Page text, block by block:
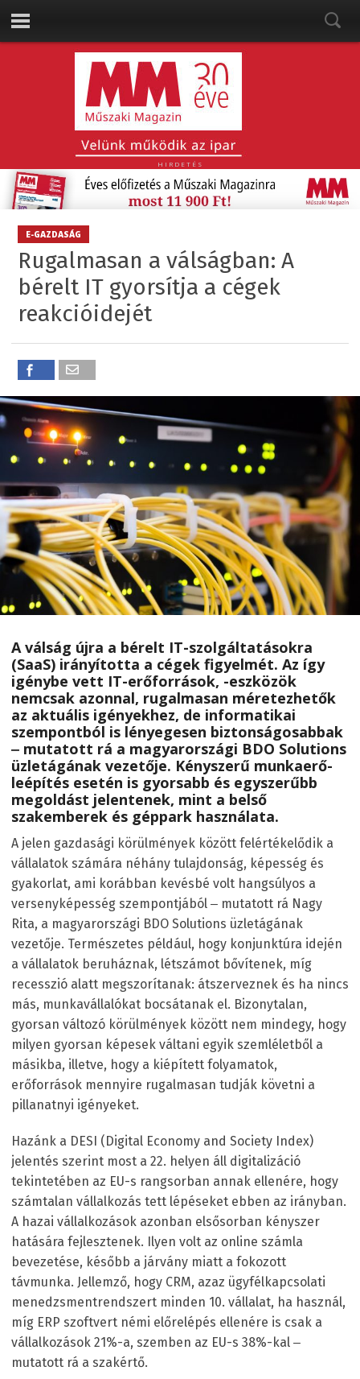
HIRDETÉS
E-GAZDASÁG
Rugalmasan a válságban: A
bérelt IT gyorsítja a cégek
reakcióidejét
A válság újra a bérelt IT-szolgáltatásokra
(SaaS) irányította a cégek figyelmét. Az így
igénybe vett IT-erőforrások, -eszközök
nemcsak azonnal, rugalmasan méretezhetők
az aktuális igényekhez, de informatikai
szempontból is lényegesen biztonságosabbak
‒ mutatott rá a magyarországi BDO Solutions
üzletágának vezetője. Kényszerű munkaerő-
leépítés esetén is gyorsabb és egyszerűbb
megoldást jelentenek, mint a belső
szakemberek és géppark használata.
A jelen gazdasági körülmények között felértékelődik a
vállalatok számára néhány tulajdonság, képesség és
gyakorlat, ami korábban kevésbé volt hangsúlyos a
versenyképesség szempontjából ‒ mutatott rá Nagy
Rita, a magyarországi BDO Solutions üzletágának
vezetője. Természetes például, hogy konjunktúra idején
a vállalatok beruháznak, létszámot bővítenek, míg
recesszió alatt megszorítanak: átszerveznek és ha nincs
más, munkavállalókat bocsátanak el. Bizonytalan,
gyorsan változó körülmények között nem mindegy, hogy
milyen gyorsan képesek váltani egyik szemléletből a
másikba, illetve, hogy a kiépített folyamatok,
erőforrások mennyire rugalmasan tudják követni a
pillanatnyi igényeket.
Hazánk a DESI (Digital Economy and Society Index)
jelentés szerint most a 22. helyen áll digitalizáció
tekintetében az EU-s rangsorban annak ellenére, hogy
számtalan vállalkozás tett lépéseket ebben az irányban.
A hazai vállalkozások azonban elsősorban kényszer
hatására fejlesztenek. Ilyen volt az online számla
bevezetése, később a járvány miatt a fokozott
távmunka. Jellemző, hogy CRM, azaz ügyfélkapcsolati
menedzsmentrendszert minden 10. vállalat, ha használ,
míg ERP szoftvert némi előrelépés ellenére is csak a
vállalkozások 21%-a, szemben az EU-s 38%-kal ‒
mutatott rá a szakértő.